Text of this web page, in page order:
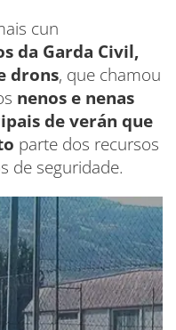
cun
da Garda Civil,
drons, que chamou
nenos e nenas
de verán que
parte dos recursos
de seguridade.